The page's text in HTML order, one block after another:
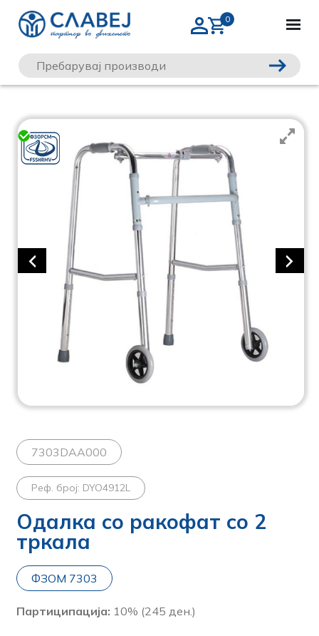
7303DAA000
Реф. број: DYO4912L
Одалка со ракофат со 2
тркала
ФЗОМ 7303
Партиципација: 10% (245 ден.)